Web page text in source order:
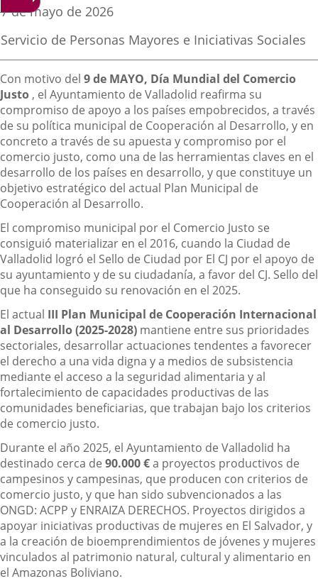
aplicación
externa.
aplicación
externa.
Fecha
la
noticia
7 de mayo de 2026
Fuente
la
noticia
Servicio de Personas Mayores e Iniciativas Sociales
Descripción
Con motivo del 9 de MAYO, Día Mundial del Comercio
Justo , el Ayuntamiento de Valladolid reafirma su
compromiso de apoyo a los países empobrecidos, a través
de su política municipal de Cooperación al Desarrollo, y en
concreto a través de su apuesta y compromiso por el
comercio justo, como una de las herramientas claves en el
desarrollo de los países en desarrollo, y que constituye un
objetivo estratégico del actual Plan Municipal de
Cooperación al Desarrollo.
El compromiso municipal por el Comercio Justo se
consiguió materializar en el 2016, cuando la Ciudad de
Valladolid logró el Sello de Ciudad por El CJ por el apoyo de
su ayuntamiento y de su ciudadanía, a favor del CJ. Sello del
que ha conseguido su renovación en el 2025.
El actual III Plan Municipal de Cooperación Internacional
al Desarrollo (2025-2028) mantiene entre sus prioridades
sectoriales, desarrollar actuaciones tendentes a favorecer
el derecho a una vida digna y a medios de subsistencia
mediante el acceso a la seguridad alimentaria y al
fortalecimiento de capacidades productivas de las
comunidades beneficiarias, que trabajan bajo los criterios
de comercio justo.
Durante el año 2025, el Ayuntamiento de Valladolid ha
destinado cerca de 90.000 €a proyectos productivos de
campesinos y campesinas, que producen con criterios de
comercio justo, y que han sido subvencionados a las
ONGD: ACPP y ENRAIZA DERECHOS. Proyectos dirigidos a
apoyar iniciativas productivas de mujeres en El Salvador, y
a la creación de bioemprendimientos de jóvenes y mujeres
vinculados al patrimonio natural, cultural y alimentario en
el Amazonas Boliviano.